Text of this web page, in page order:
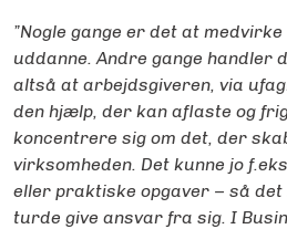
”Nogle gange er det at
uddanne. Andre gange handler
altså at arbejdsgiveren, via
den hjælp, der kan aflaste og
koncentrere sig om det, der
virksomheden. Det kunne jo
eller praktiske opgaver – så
turde give ansvar fra sig. I